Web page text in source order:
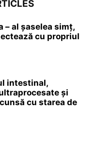
– al șaselea simț,
cu propriul
intestinal,
şi
cu starea de